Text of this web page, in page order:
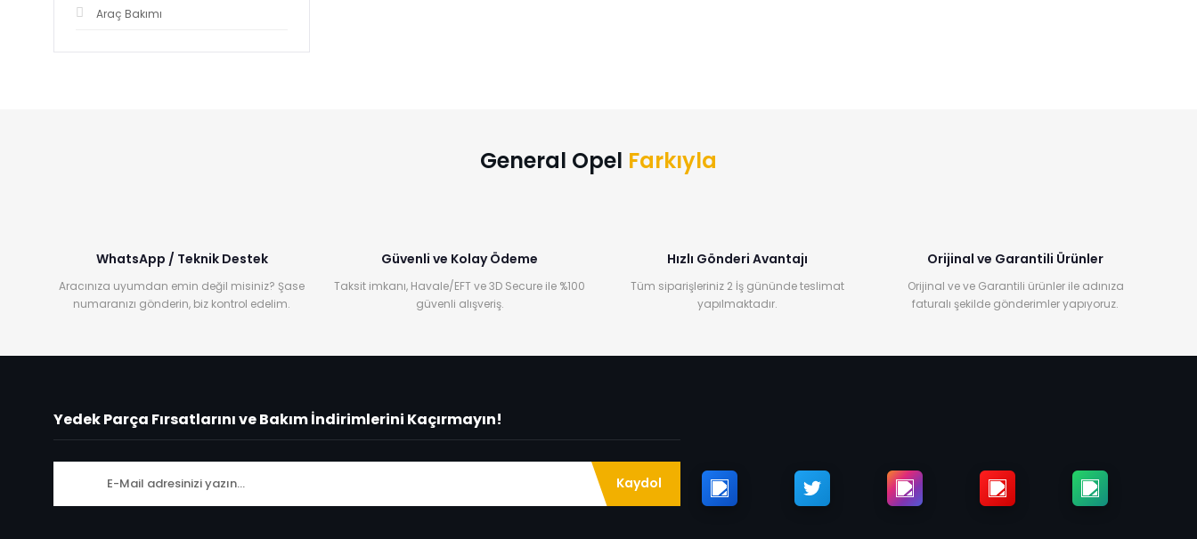
Araç Bakımı
General Opel Farkıyla
WhatsApp / Teknik Destek
Aracınıza uyumdan emin değil misiniz? Şase
numaranızı gönderin, biz kontrol edelim.
Güvenli ve Kolay Ödeme
Taksit imkanı, Havale/EFT ve 3D Secure ile %100
güvenli alışveriş.
Hızlı Gönderi Avantajı
Tüm siparişleriniz 2 İş gününde teslimat
yapılmaktadır.
Orijinal ve Garantili Ürünler
Orijinal ve ve Garantili ürünler ile adınıza
faturalı şekilde gönderimler yapıyoruz.
Yedek Parça Fırsatlarını ve Bakım İndirimlerini Kaçırmayın!
Kaydol